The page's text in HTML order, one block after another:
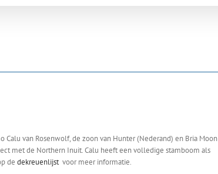
van Rosenwolf, de zoon van Hunter (Nederand) en Bria Moon
met de Northern Inuit. Calu heeft een volledige stamboom als
de dekreuenlijst voor meer informatie.